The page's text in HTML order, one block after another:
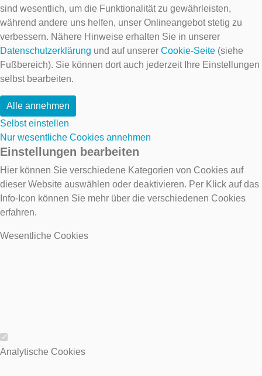
sind wesentlich, um die Funktionalität zu gewährleisten,
während andere uns helfen, unser Onlineangebot stetig zu
verbessern. Nähere Hinweise erhalten Sie in unserer
Datenschutzerklärung und auf unserer Cookie-Seite (siehe
Fußbereich). Sie können dort auch jederzeit Ihre Einstellungen
selbst bearbeiten.
Alle annehmen
Selbst einstellen
Nur wesentliche Cookies annehmen
Einstellungen bearbeiten
Hier können Sie verschiedene Kategorien von Cookies auf
dieser Website auswählen oder deaktivieren. Per Klick auf das
Info-Icon können Sie mehr über die verschiedenen Cookies
erfahren.
Wesentliche Cookies
Wesentliche Cookies
Analytische Cookies